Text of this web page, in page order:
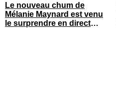
Le nouveau chum de
Mélanie Maynard est venu
le surprendre en direct